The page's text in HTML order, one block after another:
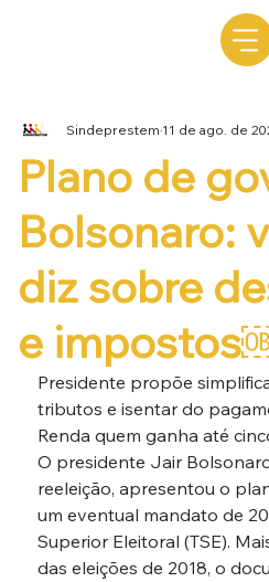
Plano de
Bolsonaro:
diz sobre
e
Sindeprestem11 de ago. de
Presidente propõe
tributos e isentar do
Renda quem ganha até
O presidente Jair
reeleição, apresentou o
um eventual mandato de
Superior Eleitoral (TSE).
das eleições de 2018, o